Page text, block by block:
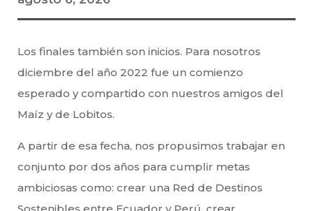
Los finales también son inicios. Para nosotros
diciembre del año 2022 fue un comienzo
esperado y compartido con nuestros amigos del
Maíz y de Lobitos.
A partir de esa fecha, nos propusimos trabajar en
conjunto por dos años para cumplir metas
ambiciosas como: crear una Red de Destinos